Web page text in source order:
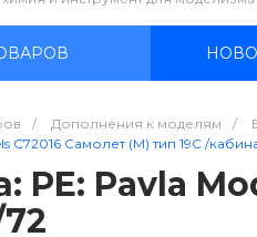
/ Дополнения к моделям /
C72016 Самолет (М) тип 19С /
PE: Pavla